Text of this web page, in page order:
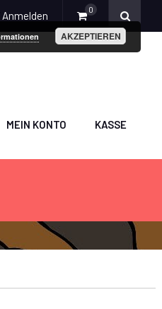
0
MEIN KONTO KASSE
AKZEPTIEREN